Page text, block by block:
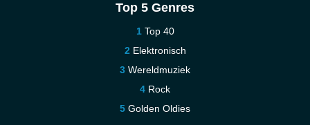
Top 5 Genres
Top 40
Elektronisch
Wereldmuziek
Rock
Golden Oldies